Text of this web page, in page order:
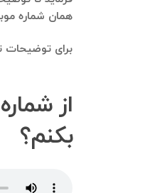
همان شماره موبایل و یا
برای توضیحات
بکنم؟